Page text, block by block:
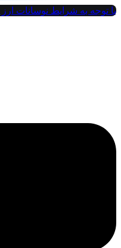
پرش
با توجه به شرایط نوسانات ارز